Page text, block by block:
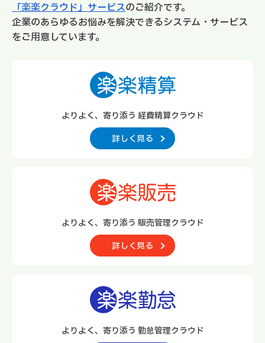
「楽楽クラウド」サービスのご紹介です。
企業のあらゆるお悩みを解決できるシステム・サービス
をご用意しています。
よりよく、寄り添う 経費精算クラウド
詳しく見る
よりよく、寄り添う 販売管理クラウド
詳しく見る
よりよく、寄り添う 勤怠管理クラウド